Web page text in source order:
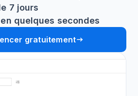
7 jours
quelques secondes
gratuitement